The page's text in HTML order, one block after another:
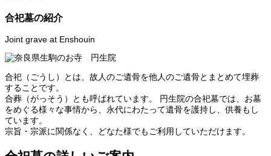
合祀墓の紹介
Joint grave at Enshouin
合祀（ごうし）とは、故人のご遺骨を他人のご遺骨とまとめて埋葬
することです。
合葬（がっそう）とも呼ばれています。 円生院の合祀墓では、お墓
をめぐる様々な事情から、永代にわたって遺骨を護持し、供養もし
ています。
宗旨・宗派に関係なく、どなた様でもご利用していただけます。